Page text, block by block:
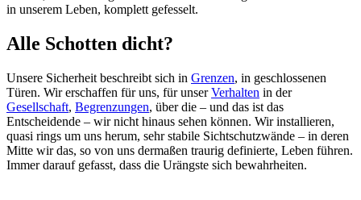
in unserem Leben, komplett gefesselt.
Alle Schotten dicht?
Unsere Sicherheit beschreibt sich in Grenzen, in geschlossenen
Türen. Wir erschaffen für uns, für unserVerhalten in der
Gesellschaft, Begrenzungen, über die – und das ist das
Entscheidende – wir nicht hinaus sehen können. Wir installieren,
quasi rings um uns herum, sehr stabile Sichtschutzwände – in deren
Mitte wir das, so von uns dermaßen traurig definierte, Leben führen.
Immer darauf gefasst, dass die Urängste sich bewahrheiten.